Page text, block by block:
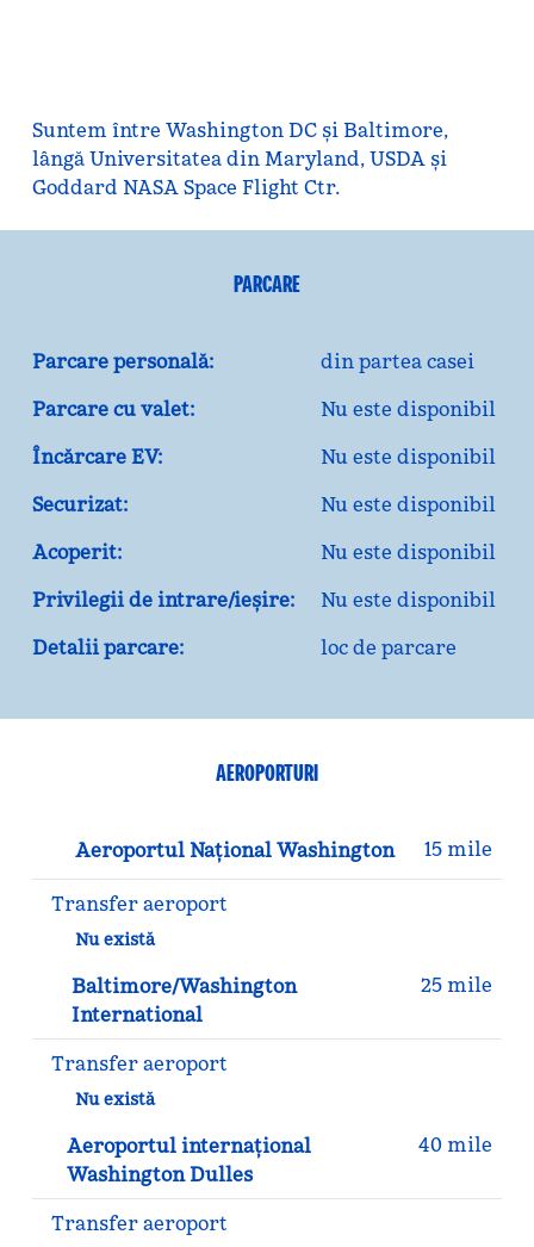
Suntem între Washington DC și Baltimore,
lângă Universitatea din Maryland, USDA și
Goddard NASA Space Flight Ctr.
PARCARE
Parcare personală:
din partea casei
Parcare cu valet:
Nu este disponibil
Încărcare EV:
Nu este disponibil
Securizat:
Nu este disponibil
Acoperit:
Nu este disponibil
Privilegii de intrare/ieșire:
Nu este disponibil
Detalii parcare:
loc de parcare
AEROPORTURI
Aeroportul Național Washington 15 mile
Transfer aeroport
Nu există
Baltimore/Washington
International
25 mile
Transfer aeroport
Nu există
Aeroportul internațional
Washington Dulles
40 mile
Transfer aeroport